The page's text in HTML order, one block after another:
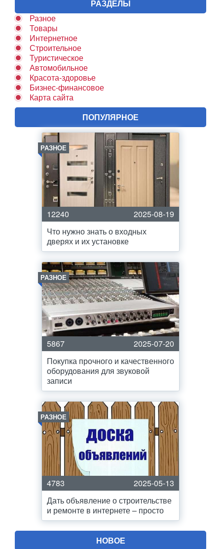
РАЗДЕЛЫ
Разное
Товары
Интернетное
Строительное
Туристическое
Автомобильное
Красота-здоровье
Бизнес-финансовое
Карта сайта
ПОПУЛЯРНОЕ
РАЗНОЕ
12240
2025-08-19
Что нужно знать о входных
дверях и их установке
РАЗНОЕ
5867
2025-07-20
Покупка прочного и качественного
оборудования для звуковой
записи
РАЗНОЕ
4783
2025-05-13
Дать объявление о строительстве
и ремонте в интернете – просто
НОВОЕ